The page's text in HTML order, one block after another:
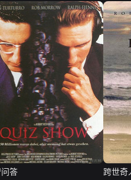
答
跨世奇